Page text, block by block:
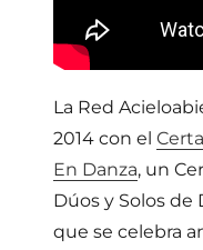
La Red
2014 con el
En Danza, un
Dúos y Solos de
que se celebra